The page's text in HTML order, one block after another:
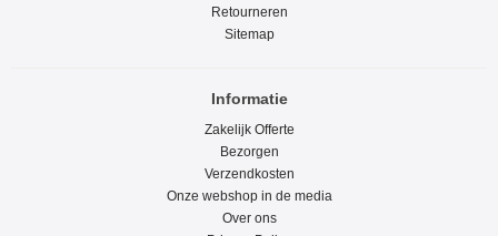
Retourneren
Sitemap
Informatie
Zakelijk Offerte
Bezorgen
Verzendkosten
Onze webshop in de media
Over ons